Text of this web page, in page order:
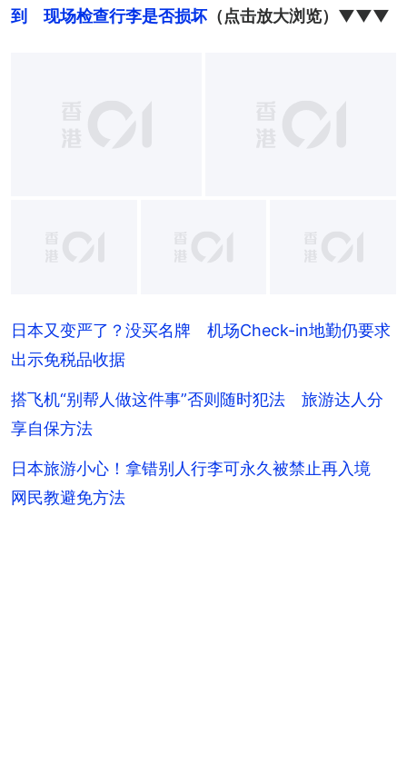
到　现场检查行李是否损坏（点击放大浏览）▼▼▼
+ 6
日本又变严了？没买名牌 机场Check-in地勤仍要求
出示免税品收据
搭飞机“别帮人做这件事”否则随时犯法 旅游达人分
享自保方法
日本旅游小心！拿错别人行李可永久被禁止再入境
网民教避免方法